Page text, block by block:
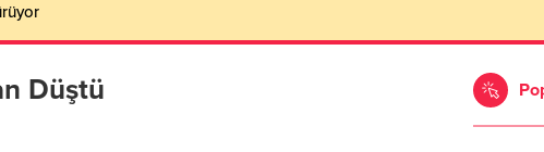
Kılavuzu yayımlandı – Nefes Gazetesi – Kocaeli Haber
Düştü